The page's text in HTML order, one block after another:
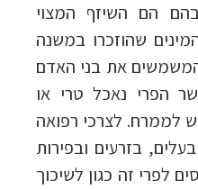
הם השיזף המצוי
שהוזכרו במשנה
את בני האדם
הפרי נאכל טרי או
לממרח. לצרכי רפואה
בזרעים ובפירות
לפרי זה כגון לשיכוך